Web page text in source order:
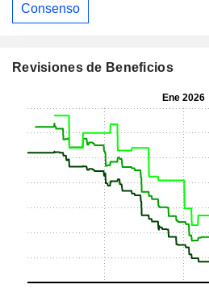
Consenso
Revisiones de Beneficios